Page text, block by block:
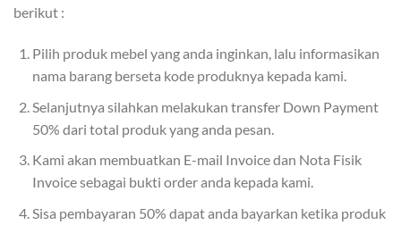
berikut :
Pilih produk mebel yang anda inginkan, lalu informasikan
nama barang berseta kode produknya kepada kami.
Selanjutnya silahkan melakukan transfer Down Payment
50% dari total produk yang anda pesan.
Kami akan membuatkan E-mail Invoice dan Nota Fisik
Invoice sebagai bukti order anda kepada kami.
Sisa pembayaran 50% dapat anda bayarkan ketika produk